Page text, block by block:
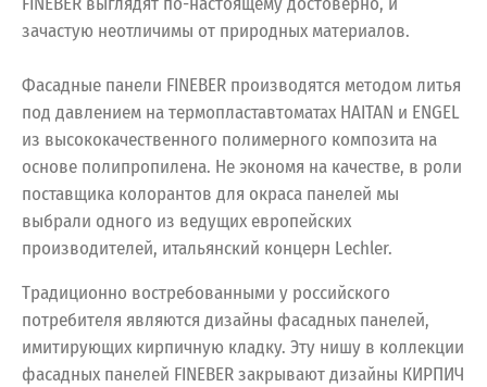
зачастую неотличимы от природных материалов.
Фасадные панели FINEBER производятся методом литья
под давлением на термопластавтоматах HAITAN и ENGEL
из высококачественного полимерного композита на
основе полипропилена. Не экономя на качестве, в роли
поставщика колорантов для окраса панелей мы
выбрали одного из ведущих европейских
производителей, итальянский концерн Lechler.
Традиционно востребованными у российского
потребителя являются дизайны фасадных панелей,
имитирующих кирпичную кладку. Эту нишу в коллекции
фасадных панелей FINEBER закрывают дизайны КИРПИЧ